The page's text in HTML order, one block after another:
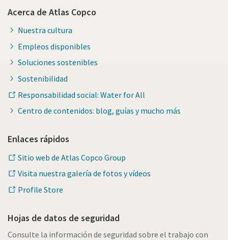
Acerca de Atlas Copco
Nuestra cultura
Empleos disponibles
Soluciones sostenibles
Sostenibilidad
Responsabilidad social: Water for All
Centro de contenidos: blog, guías y mucho más
Enlaces rápidos
Sitio web de Atlas Copco Group
Visita nuestra galería de fotos y vídeos
Profile Store
Hojas de datos de seguridad
Consulte la información de seguridad sobre el trabajo con